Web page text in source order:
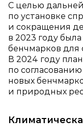
С целью
по установке
и сокращения
в 2023 году
бенчмарков для
В 2024 году
по
новых
и природных